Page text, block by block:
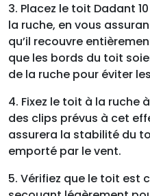
3. Placez le toit Dadant
la ruche, en vous
qu’il recouvre
que les bords du toit
de la ruche pour éviter
4. Fixez le toit à la ruche
des clips prévus à cet
assurera la stabilité du
emporté par le vent.
5. Vérifiez que le toit est